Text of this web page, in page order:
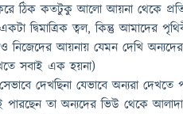
করে ঠিক কতটুকু আলো আয়না থেকে
দ্বিমাত্রিক ত্বল, কিন্তু আমাদের
নিজেদের আয়নায় যেমন দেখি
সবাই এক হয়না)
দেখছিনা যেভাবে অন্যরা
পারছেন তা অন্যদের ভিউ থেকে